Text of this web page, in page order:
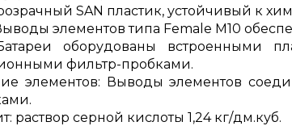
SAN пластик, устойчивый к
элементов типа Female M10
оборудованы встроенными
фильтр-пробками.
элементов: Выводы элементов
раствор серной кислоты 1,24 кг/дм.куб.